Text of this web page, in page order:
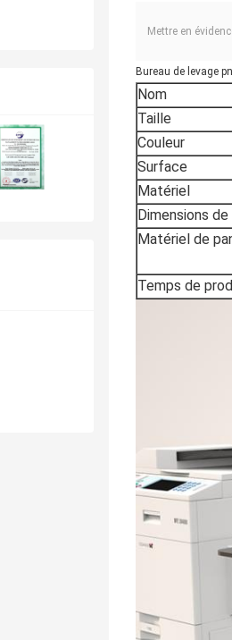
Mettre en
Bureau de levage
Nom
Taille
Couleur
Surface
Matériel
Dimensions
Matériel de
Temps de